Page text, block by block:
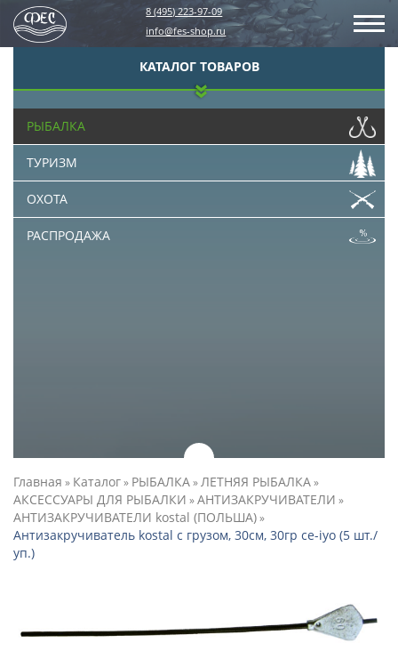
8 (495) 223-97-09
info@fes-shop.ru
КАТАЛОГ ТОВАРОВ
РЫБАЛКА
ТУРИЗМ
ОХОТА
РАСПРОДАЖА
Главная » Каталог» РЫБАЛКА»ЛЕТНЯЯ РЫБАЛКА»
АКСЕССУАРЫ ДЛЯ РЫБАЛКИ »АНТИЗАКРУЧИВАТЕЛИ »
АНТИЗАКРУЧИВАТЕЛИ kostal (ПОЛЬША)»
Антизакручиватель kostal с грузом, 30см, 30гр ce-iyo (5 шт./
уп.)